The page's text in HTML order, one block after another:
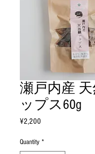
瀬戸内産
ップス60g
¥2,200
Quantity *